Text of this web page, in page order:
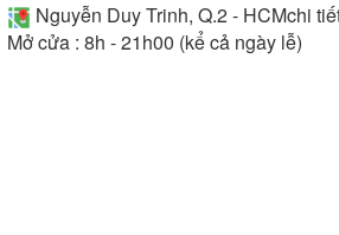
Nguyễn Duy Trinh, Q.2 - HCMchi
Mở cửa : 8h - 21h00 (kể cả ngày lễ)